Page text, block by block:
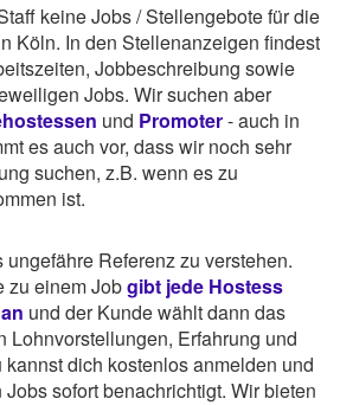
keine Jobs / Stellengebote für die
Köln. In den Stellenanzeigen findest
Jobbeschreibung sowie
Jobs. Wir suchen aber
und Promoter- auch in
es auch vor, dass wir noch sehr
suchen, z.B. wenn es zu
ist.
Referenz zu verstehen.
zu einem Jobgibt jede Hostess
und der Kunde wählt dann das
Lohnvorstellungen, Erfahrung und
dich kostenlos anmelden und
sofort benachrichtigt. Wir bieten